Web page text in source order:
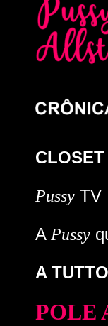
CLOSET
Pussy TV
A Pussy
A
POLE